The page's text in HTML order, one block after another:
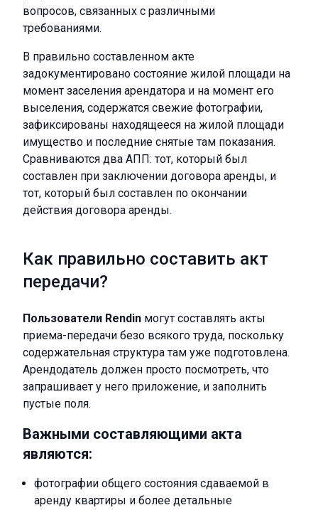
вопросов, связанных с различными
требованиями.
В правильно составленном акте
задокументировано состояние жилой площади на
момент заселения арендатора и на момент его
выселения, содержатся свежие фотографии,
зафиксированы находящееся на жилой площади
имущество и последние снятые там показания.
Сравниваются два АПП: тот, который был
составлен при заключении договора аренды, и
тот, который был составлен по окончании
действия договора аренды.
Как правильно составить акт
передачи?
Пользователи Rendin могут составлять акты
приема-передачи безо всякого труда, поскольку
содержательная структура там уже подготовлена.
Арендодатель должен просто посмотреть, что
запрашивает у него приложение, и заполнить
пустые поля.
Важными составляющими акта
являются:
фотографии общего состояния сдаваемой в
аренду квартиры и более детальные